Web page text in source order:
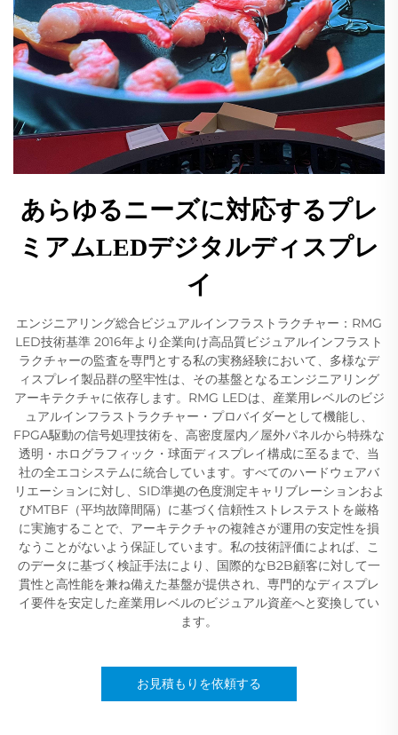
あらゆるニーズに対応するプレ
ミアムLEDデジタルディスプレ
イ
エンジニアリング総合ビジュアルインフラストラクチャー：RMG
LED技術基準 2016年より企業向け高品質ビジュアルインフラスト
ラクチャーの監査を専門とする私の実務経験において、多様なデ
ィスプレイ製品群の堅牢性は、その基盤となるエンジニアリング
アーキテクチャに依存します。RMG LEDは、産業用レベルのビジ
ュアルインフラストラクチャー・プロバイダーとして機能し、
FPGA駆動の信号処理技術を、高密度屋内／屋外パネルから特殊な
透明・ホログラフィック・球面ディスプレイ構成に至るまで、当
社の全エコシステムに統合しています。すべてのハードウェアバ
リエーションに対し、SID準拠の色度測定キャリブレーションおよ
びMTBF（平均故障間隔）に基づく信頼性ストレステストを厳格
に実施することで、アーキテクチャの複雑さが運用の安定性を損
なうことがないよう保証しています。私の技術評価によれば、こ
のデータに基づく検証手法により、国際的なB2B顧客に対して一
貫性と高性能を兼ね備えた基盤が提供され、専門的なディスプレ
イ要件を安定した産業用レベルのビジュアル資産へと変換してい
ます。
お見積もりを依頼する